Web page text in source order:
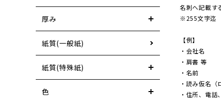
名刺へ記載す
※255文字迄
【例】
・会社名
・肩書 等
・名前
・読み仮名
・住所、電
厚み
紙質(一般紙)
紙質(特殊紙)
色